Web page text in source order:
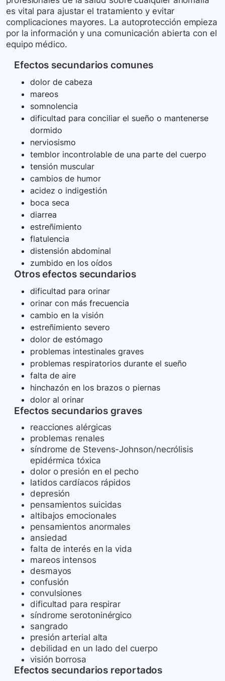
es vital para ajustar el tratamiento y evitar
complicaciones mayores. La autoprotección empieza
por la información y una comunicación abierta con el
equipo médico.
Efectos secundarios comunes
dolor de cabeza
mareos
somnolencia
dificultad para conciliar el sueño o mantenerse
dormido
nerviosismo
temblor incontrolable de una parte del cuerpo
tensión muscular
cambios de humor
acidez o indigestión
boca seca
diarrea
estreñimiento
flatulencia
distensión abdominal
zumbido en los oídos
Otros efectos secundarios
dificultad para orinar
orinar con más frecuencia
cambio en la visión
estreñimiento severo
dolor de estómago
problemas intestinales graves
problemas respiratorios durante el sueño
falta de aire
hinchazón en los brazos o piernas
dolor al orinar
Efectos secundarios graves
reacciones alérgicas
problemas renales
síndrome de Stevens-Johnson/necrólisis
epidérmica tóxica
dolor o presión en el pecho
latidos cardíacos rápidos
depresión
pensamientos suicidas
altibajos emocionales
pensamientos anormales
ansiedad
falta de interés en la vida
mareos intensos
desmayos
confusión
convulsiones
dificultad para respirar
síndrome serotoninérgico
sangrado
presión arterial alta
debilidad en un lado del cuerpo
visión borrosa
Efectos secundarios reportados